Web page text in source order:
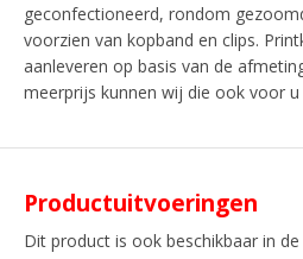
geconfectioneerd, rondom
voorzien van kopband en clips.
aanleveren op basis van de
meerprijs kunnen wij die ook voor u
Productuitvoeringen
Dit product is ook beschikbaar in